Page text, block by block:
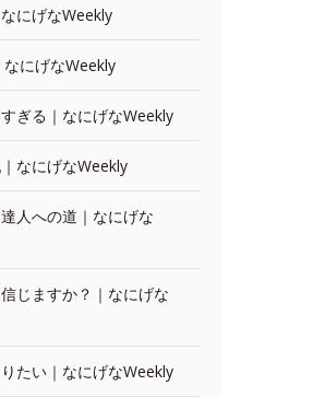
にげなWeekly
にげなWeekly
ぎる｜なにげなWeekly
なにげなWeekly
人への道｜なにげな
じますか？｜なにげな
たい｜なにげなWeekly